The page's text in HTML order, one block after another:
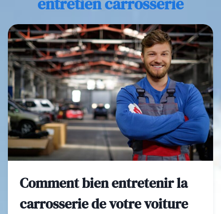
Comment bien entretenir la
carrosserie de votre voiture